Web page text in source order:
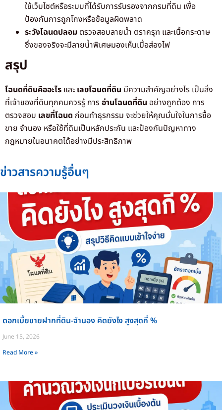
ใช้เว็บไซต์หรือระบบที่ได้รับการรับรองจากกรมที่ดิน เพื่อ
ป้องกันการถูกโกงหรือข้อมูลผิดพลาด
ระวังโฉนดปลอม ตรวจสอบลายน้ำ ตราครุฑ และเนื้อกระดาษ
ซึ่งของจริงจะมีลายน้ำพิเศษมองเห็นเมื่อส่องไฟ
สรุป
โฉนดที่ดินคืออะไร และ เลขโฉนดที่ดิน มีความสำคัญอย่างไร เป็นสิ่ง
ที่เจ้าของที่ดินทุกคนควรรู้ การอ่านโฉนดที่ดิน อย่างถูกต้อง การ
ตรวจสอบ เลขที่โฉนด ก่อนทำธุรกรรม จะช่วยให้คุณมั่นใจในการซื้อ
ขาย จำนอง หรือใช้ที่ดินเป็นหลักประกัน และป้องกันปัญหาทาง
กฎหมายในอนาคตได้อย่างมีประสิทธิภาพ
ข่าวสารความรู้อื่นๆ
ดอกเบี้ยขายฝากที่ดิน-จำนอง คิดยังไง สูงสุดกี่ %
June 15, 2026
Read More »